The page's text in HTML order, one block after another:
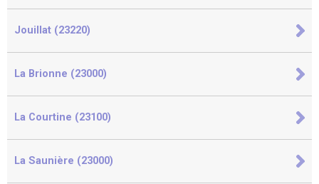
Jouillat (23220)
La Brionne (23000)
La Courtine (23100)
La Saunière (23000)